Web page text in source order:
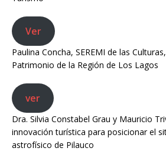
Ver
Paulina Concha, SEREMI de las
Patrimonio de la Región de Los Lagos
ver
Dra. Silvia Constabel Grau y Mauricio
innovación turística para posicionar el
astrofísico de Pilauco